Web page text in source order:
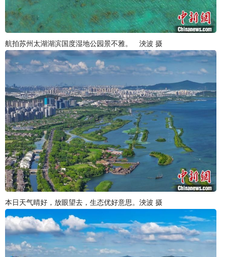
航拍苏州太湖湖滨国度湿地公园景不雅。 泱波 摄
本日天气晴好，放眼望去，生态优好意思。泱波 摄